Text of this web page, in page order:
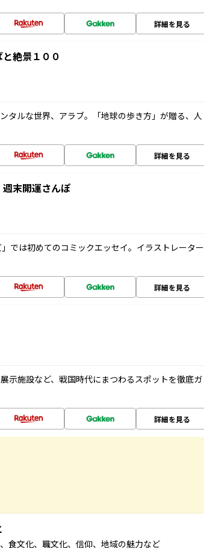
詳細を見る
絶景１００
タルな世界、アラブ。「地球の歩き方」が贈る、人
詳細を見る
末開運さんぽ
では初めてのコミックエッセイ。イラストレーター
詳細を見る
示施設など、戦国時代にまつわるスポットを徹底ガ
詳細を見る
食文化、職文化、信仰、地域の魅力など